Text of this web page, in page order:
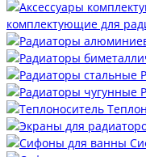
комплектующие для